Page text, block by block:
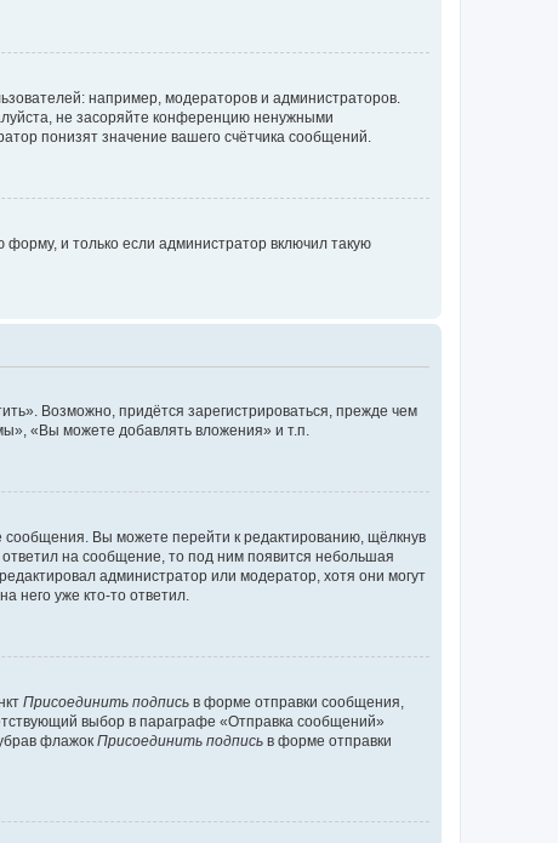
например, модераторов и администраторов.
не засоряйте конференцию ненужными
понизят значение вашего счётчика сообщений.
и только если администратор включил такую
Возможно, придётся зарегистрироваться, прежде чем
«Вы можете добавлять вложения» и т.п.
Вы можете перейти к редактированию, щёлкнув
на сообщение, то под ним появится небольшая
администратор или модератор, хотя они могут
него уже кто-то ответил.
Присоединить подпись в форме отправки сообщения,
выбор в параграфе «Отправка сообщений»
флажок Присоединить подпись в форме отправки